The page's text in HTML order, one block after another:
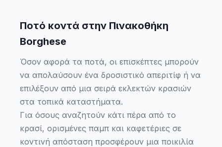
Ποτό κοντά στην Πινακοθήκη
Borghese
Όσον αφορά τα ποτά, οι επισκέπτες μπορούν
να απολαύσουν ένα δροσιστικό απεριτίφ ή να
επιλέξουν από μια σειρά εκλεκτών κρασιών
στα τοπικά καταστήματα.
Για όσους αναζητούν κάτι πέρα από το
κρασί, ορισμένες παμπ και καφετέριες σε
κοντινή απόσταση προσφέρουν μια ποικιλία